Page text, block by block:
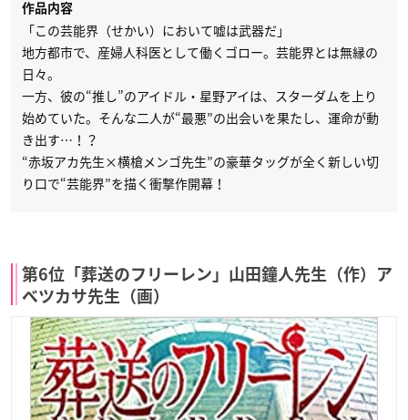
作品内容
「この芸能界（せかい）において嘘は武器だ」
地方都市で、産婦人科医として働くゴロー。芸能界とは無縁の
日々。
一方、彼の“推し”のアイドル・星野アイは、スターダムを上り
始めていた。そんな二人が“最悪”の出会いを果たし、運命が動
き出す…！？
“赤坂アカ先生×横槍メンゴ先生”の豪華タッグが全く新しい切
り口で“芸能界”を描く衝撃作開幕！
第6位「葬送のフリーレン」山田鐘人先生（作）ア
ベツカサ先生（画）